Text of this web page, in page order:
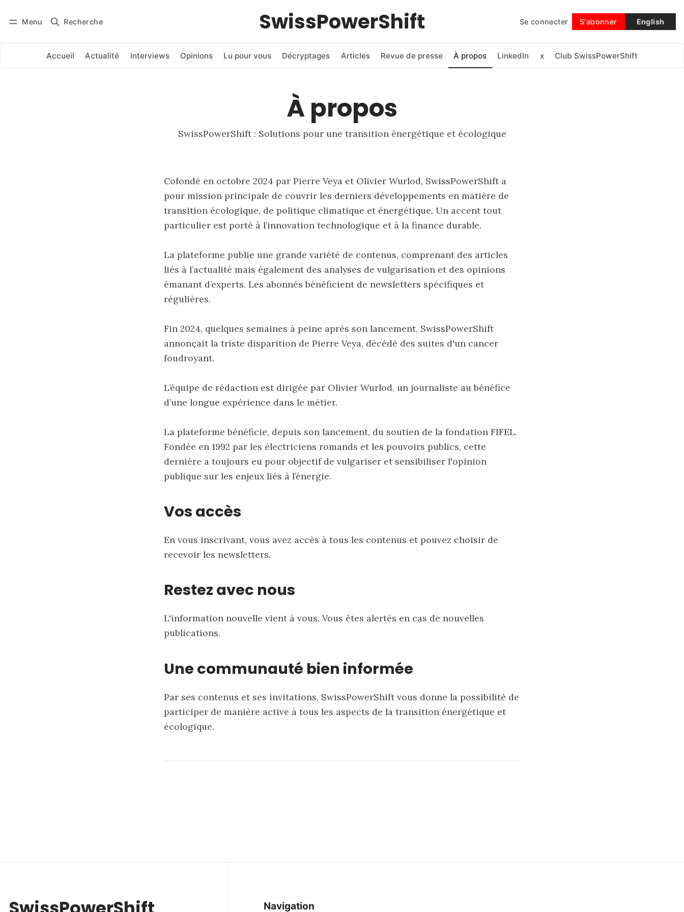
Menu Recherche SwissPowerShift Se connecter S'abonner English
Accueil Actualité Interviews Opinions Lu pour vous Décryptages Articles Revue de presse À propos LinkedIn x Club SwissPowerShift
Se connecter Suivre
À propos
SwissPowerShift : Solutions pour une transition énergétique et écologique
Cofondé en octobre 2024 par Pierre Veya et Olivier Wurlod, SwissPowerShift a
pour mission principale de couvrir les derniers développements en matière de
transition écologique, de politique climatique et énergétique. Un accent tout
particulier est porté à l’innovation technologique et à la finance durable.
La plateforme publie une grande variété de contenus, comprenant des articles
liés à l’actualité mais également des analyses de vulgarisation et des opinions
émanant d’experts. Les abonnés bénéficient de newsletters spécifiques et
régulières.
Fin 2024, quelques semaines à peine après son lancement, SwissPowerShift
annonçait la triste disparition de Pierre Veya, décédé des suites d'un cancer
foudroyant.
L’équipe de rédaction est dirigée par Olivier Wurlod, un journaliste au bénéfice
d’une longue expérience dans le métier.
La plateforme bénéficie, depuis son lancement, du soutien de la fondation FIFEL.
Fondée en 1992 par les électriciens romands et les pouvoirs publics, cette
dernière a toujours eu pour objectif de vulgariser et sensibiliser l'opinion
publique sur les enjeux liés à l’énergie.
Vos accès
En vous inscrivant, vous avez accès à tous les contenus et pouvez choisir de
recevoir les newsletters.
Restez avec nous
L'information nouvelle vient à vous. Vous êtes alertés en cas de nouvelles
publications.
Une communauté bien informée
Par ses contenus et ses invitations, SwissPowerShift vous donne la possibilité de
participer de manière active à tous les aspects de la transition énergétique et
écologique.
Navigation